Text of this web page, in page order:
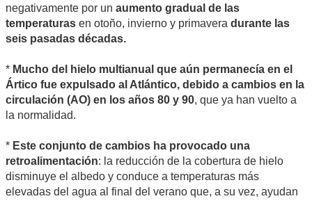
negativamente por un aumento gradual de las
temperaturas en otoño, invierno y primavera durante las
seis pasadas décadas.
* Mucho del hielo multianual que aún permanecía en el
Ártico fue expulsado al Atlántico, debido a cambios en la
circulación (AO) en los años 80 y 90, que ya han vuelto a
la normalidad.
* Este conjunto de cambios ha provocado una
retroalimentación: la reducción de la cobertura de hielo
disminuye el albedo y conduce a temperaturas más
elevadas del agua al final del verano que, a su vez, ayudan